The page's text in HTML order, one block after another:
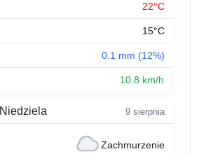
22°C
15°C
0.1 mm (12%)
10.8 km/h
Niedziela 9 sierpnia
Zachmurzenie